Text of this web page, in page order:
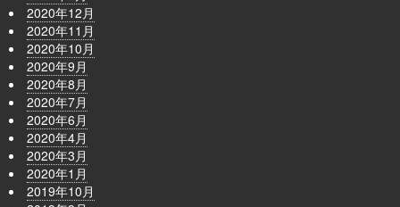
2020年12月
2020年11月
2020年10月
2020年9月
2020年8月
2020年7月
2020年6月
2020年4月
2020年3月
2020年1月
2019年10月